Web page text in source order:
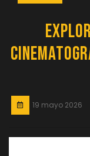
19 mayo 2026